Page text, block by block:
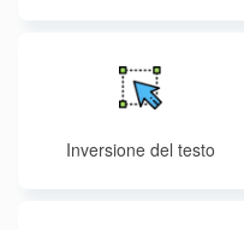
Inversione del testo